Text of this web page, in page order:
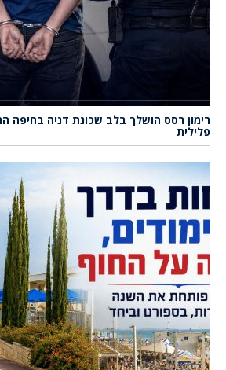
רימון רסס הושלך בלב שכונת דניה
פלילית